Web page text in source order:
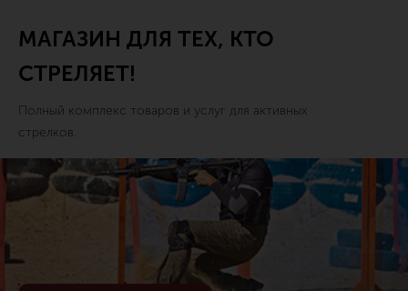
МАГАЗИН ДЛЯ ТЕХ, КТО
СТРЕЛЯЕТ!
Полный комплекс товаров и услуг для активных
стрелков.